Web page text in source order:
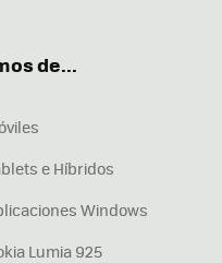
de...
e Híbridos
Windows
Lumia 925